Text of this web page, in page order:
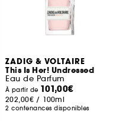
ZADIG & VOLTAIRE
This Is Her! Undressed
Eau de Parfum
À partir de 101,00€
202,00€ / 100ml
2 contenances disponibles